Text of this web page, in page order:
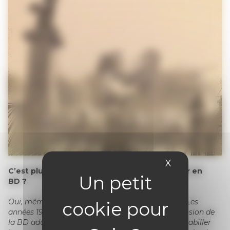
X Masquer le
C’est plus facile aujourd’hui de parler d’amour en
BD ?
Oui, même s’il va y avoir un retour de la censure. Les
années 1960, c’est pas de sexe, en 1970 c’est l’explosion de
la BD adulte. Aujourd’hui, on nous demande de rhabiller